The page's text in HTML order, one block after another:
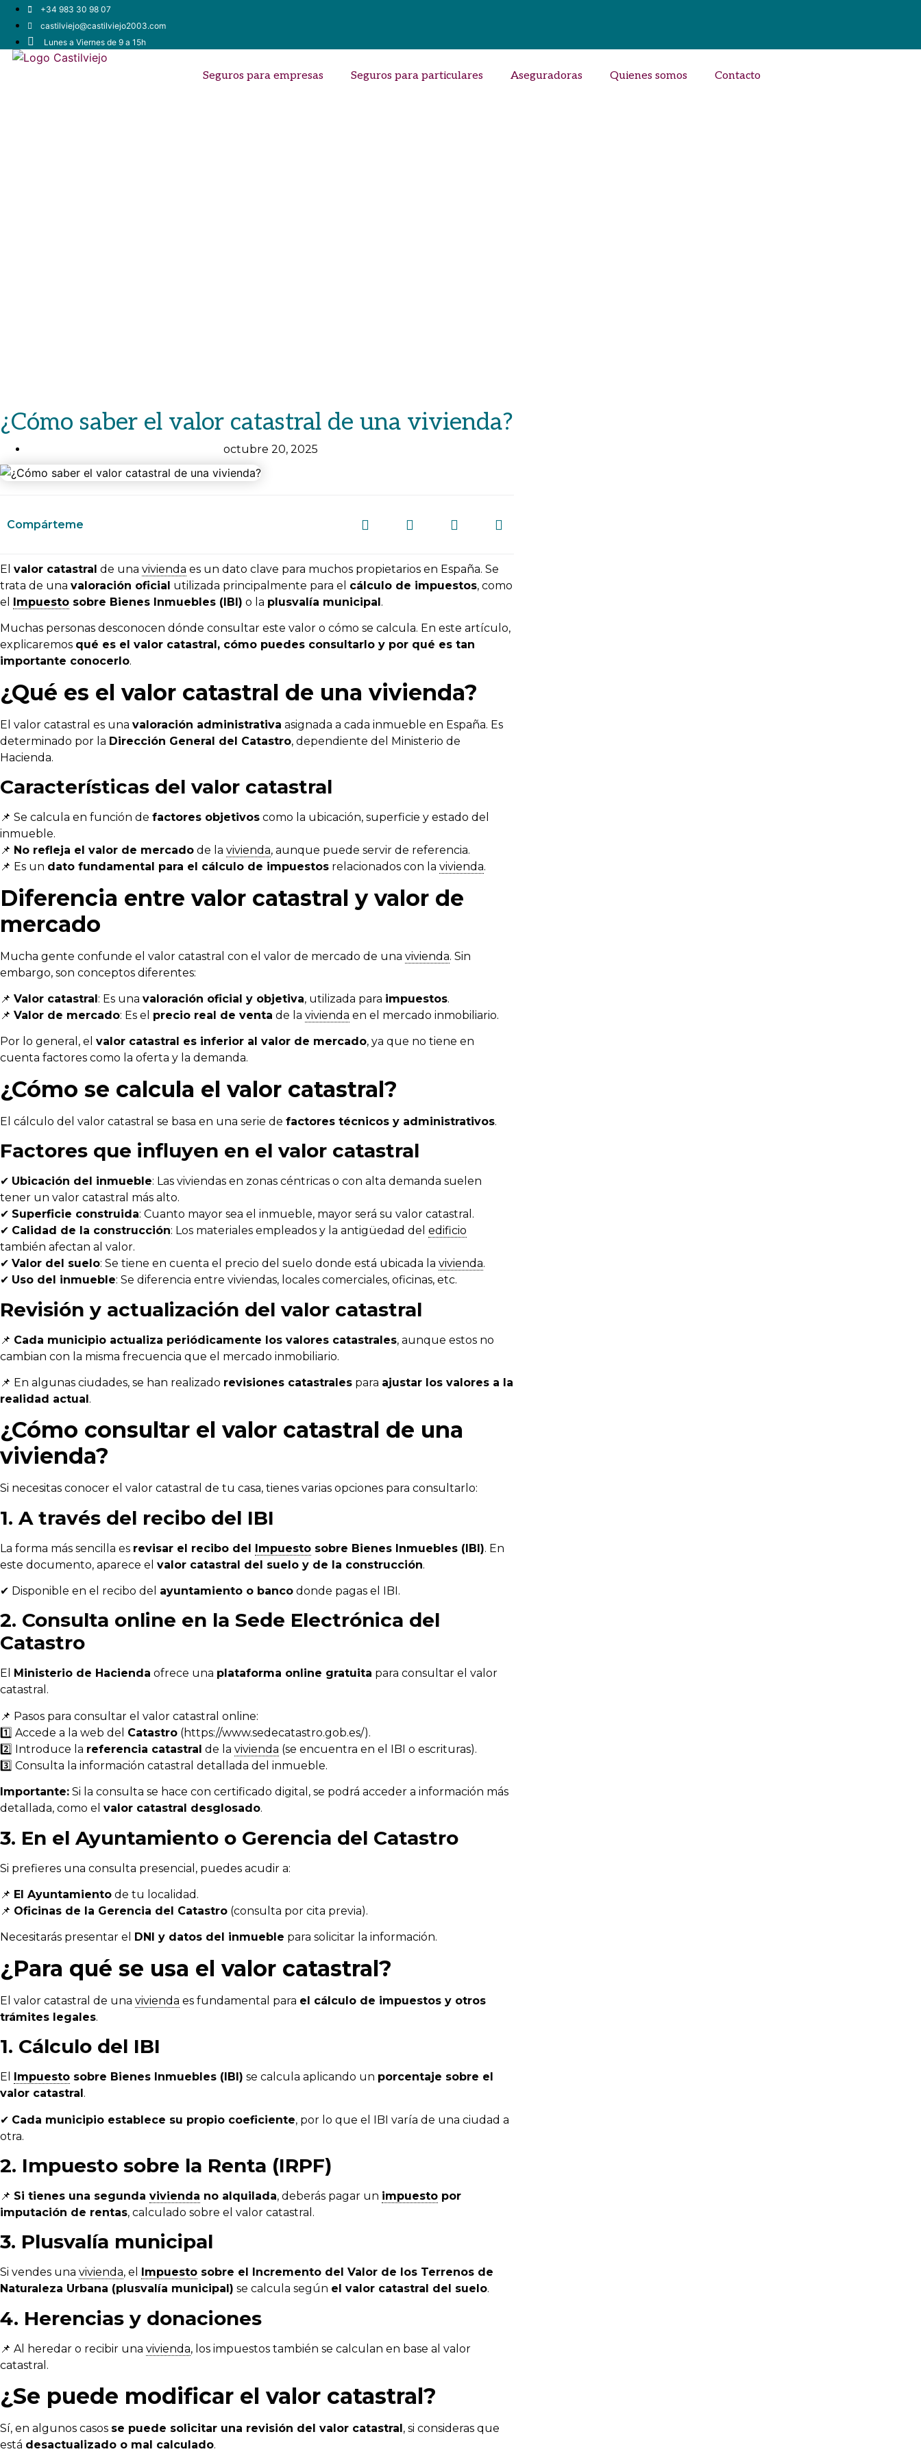
+34 983 30 98 07
castilviejo@castilviejo2003.com
Lunes a Viernes de 9 a 15h
Seguros para empresas Seguros para particulares Aseguradoras Quienes somos Contacto
¿Cómo saber el valor catastral de una vivienda?
octubre 20, 2025
Compárteme
El valor catastral de una vivienda es un dato clave para muchos propietarios en España. Se
trata de una valoración oficial utilizada principalmente para el cálculo de impuestos, como
el Impuesto sobre Bienes Inmuebles (IBI) o la plusvalía municipal.
Muchas personas desconocen dónde consultar este valor o cómo se calcula. En este artículo,
explicaremos qué es el valor catastral, cómo puedes consultarlo y por qué es tan
importante conocerlo.
¿Qué es el valor catastral de una vivienda?
El valor catastral es una valoración administrativa asignada a cada inmueble en España. Es
determinado por la Dirección General del Catastro, dependiente del Ministerio de
Hacienda.
Características del valor catastral
📌 Se calcula en función de factores objetivos como la ubicación, superficie y estado del
inmueble.
📌 No refleja el valor de mercado de la vivienda, aunque puede servir de referencia.
📌 Es un dato fundamental para el cálculo de impuestos relacionados con la vivienda.
Diferencia entre valor catastral y valor de
mercado
Mucha gente confunde el valor catastral con el valor de mercado de una vivienda. Sin
embargo, son conceptos diferentes:
📌 Valor catastral: Es una valoración oficial y objetiva, utilizada para impuestos.
📌 Valor de mercado: Es el precio real de venta de la vivienda en el mercado inmobiliario.
Por lo general, el valor catastral es inferior al valor de mercado, ya que no tiene en
cuenta factores como la oferta y la demanda.
¿Cómo se calcula el valor catastral?
El cálculo del valor catastral se basa en una serie de factores técnicos y administrativos.
Factores que influyen en el valor catastral
✔ Ubicación del inmueble: Las viviendas en zonas céntricas o con alta demanda suelen
tener un valor catastral más alto.
✔ Superficie construida: Cuanto mayor sea el inmueble, mayor será su valor catastral.
✔ Calidad de la construcción: Los materiales empleados y la antigüedad del edificio
también afectan al valor.
✔ Valor del suelo: Se tiene en cuenta el precio del suelo donde está ubicada la vivienda.
✔ Uso del inmueble: Se diferencia entre viviendas, locales comerciales, oficinas, etc.
Revisión y actualización del valor catastral
📌 Cada municipio actualiza periódicamente los valores catastrales, aunque estos no
cambian con la misma frecuencia que el mercado inmobiliario.
📌 En algunas ciudades, se han realizado revisiones catastrales para ajustar los valores a la
realidad actual.
¿Cómo consultar el valor catastral de una
vivienda?
Si necesitas conocer el valor catastral de tu casa, tienes varias opciones para consultarlo:
1. A través del recibo del IBI
La forma más sencilla es revisar el recibo del Impuesto sobre Bienes Inmuebles (IBI). En
este documento, aparece el valor catastral del suelo y de la construcción.
✔ Disponible en el recibo del ayuntamiento o banco donde pagas el IBI.
2. Consulta online en la Sede Electrónica del
Catastro
El Ministerio de Hacienda ofrece una plataforma online gratuita para consultar el valor
catastral.
📌 Pasos para consultar el valor catastral online:
1️⃣ Accede a la web del Catastro (https://www.sedecatastro.gob.es/).
2️⃣ Introduce la referencia catastral de la vivienda (se encuentra en el IBI o escrituras).
3️⃣ Consulta la información catastral detallada del inmueble.
Importante: Si la consulta se hace con certificado digital, se podrá acceder a información más
detallada, como el valor catastral desglosado.
3. En el Ayuntamiento o Gerencia del Catastro
Si prefieres una consulta presencial, puedes acudir a:
📌 El Ayuntamiento de tu localidad.
📌 Oficinas de la Gerencia del Catastro (consulta por cita previa).
Necesitarás presentar el DNI y datos del inmueble para solicitar la información.
¿Para qué se usa el valor catastral?
El valor catastral de una vivienda es fundamental para el cálculo de impuestos y otros
trámites legales.
1. Cálculo del IBI
El Impuesto sobre Bienes Inmuebles (IBI) se calcula aplicando un porcentaje sobre el
valor catastral .
✔ Cada municipio establece su propio coeficiente, por lo que el IBI varía de una ciudad a
otra.
2. Impuesto sobre la Renta (IRPF)
📌 Si tienes una segunda vivienda no alquilada, deberás pagar un impuesto por
imputación de rentas, calculado sobre el valor catastral.
3. Plusvalía municipal
Si vendes una vivienda, el Impuesto sobre el Incremento del Valor de los Terrenos de
Naturaleza Urbana (plusvalía municipal) se calcula según el valor catastral del suelo.
4. Herencias y donaciones
📌 Al heredar o recibir una vivienda, los impuestos también se calculan en base al valor
catastral.
¿Se puede modificar el valor catastral?
Sí, en algunos casos se puede solicitar una revisión del valor catastral , si consideras que
está desactualizado o mal calculado.